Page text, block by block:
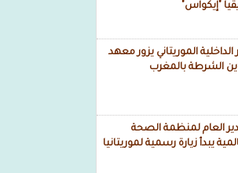
"إيكواس"
الداخلية الموريتاني يزور معهد
الشرطة بالمغرب
العام لمنظمة الصحة
يبدأ زيارة رسمية لموريتانيا